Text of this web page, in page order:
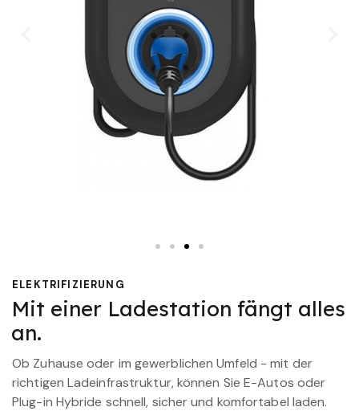
ELEKTRIFIZIERUNG
Mit einer Ladestation fängt alles
an.
Ob Zuhause oder im gewerblichen Umfeld - mit der
richtigen Ladeinfrastruktur, können Sie E-Autos oder
Plug-in Hybride schnell, sicher und komfortabel laden.